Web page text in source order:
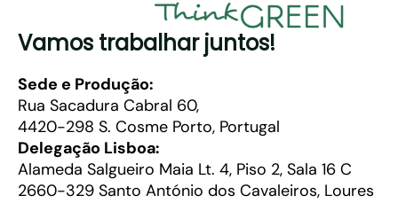
Vamos trabalhar juntos!
Sede e Produção:
Rua Sacadura Cabral 60,
4420-298 S. Cosme Porto, Portugal
Delegação Lisboa:
Alameda Salgueiro Maia Lt. 4, Piso 2, Sala 16 C
2660-329 Santo António dos Cavaleiros, Loures